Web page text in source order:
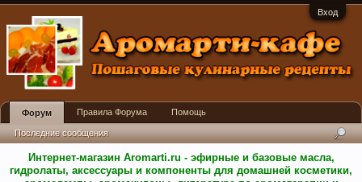
Вход
Интернет-магазин Aromarti.ru - эфирные и базовые масла,
гидролаты, аксессуары и компоненты для домашней косметики,
Форум
Последние сообщения
Правила Форума Помощь